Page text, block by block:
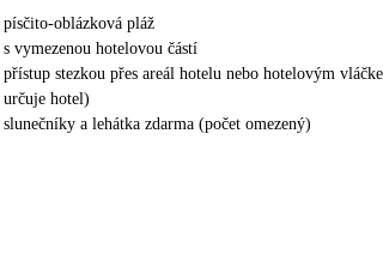
písčito-oblázková pláž
s vymezenou hotelovou částí
přístup stezkou přes areál hotelu nebo hotelovým
určuje hotel)
slunečníky a lehátka zdarma (počet omezený)